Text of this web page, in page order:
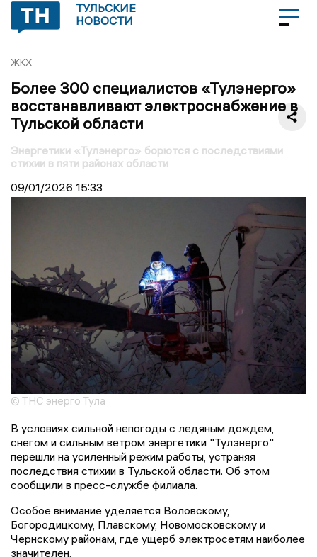
ТУЛЬСКИЕ
НОВОСТИ
ЖКХ
Более 300 специалистов «Тулэнерго»
восстанавливают электроснабжение в
Тульской области
Энергетики «Тулэнерго» борются с последствиями
стихии в пяти районах области
09/01/2026 15:33
© ТНС энерго Тула
В условиях сильной непогоды с ледяным дождем,
снегом и сильным ветром энергетики "Тулэнерго"
перешли на усиленный режим работы, устраняя
последствия стихии в Тульской области. Об этом
сообщили в пресс-службе филиала.
Особое внимание уделяется Воловскому,
Богородицкому, Плавскому, Новомосковскому и
Чернскому районам, где ущерб электросетям наиболее
значителен.